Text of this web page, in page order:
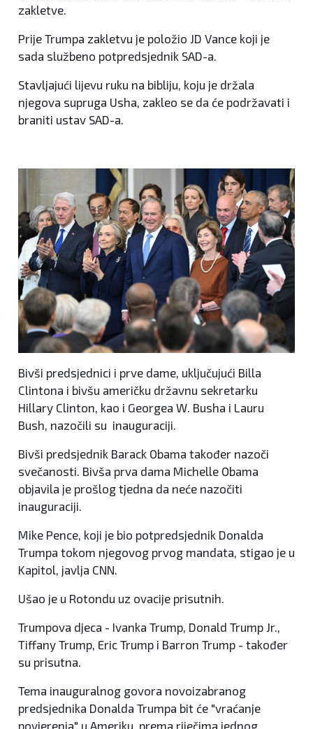
zakletve.
Prije Trumpa zakletvu je položio JD Vance koji je
sada službeno potpredsjednik SAD-a.
Stavljajući lijevu ruku na bibliju, koju je držala
njegova supruga Usha, zakleo se da će podržavati i
braniti ustav SAD-a.
Bivši predsjednici i prve dame, uključujući Billa
Clintona i bivšu američku državnu sekretarku
Hillary Clinton, kao i Georgea W. Busha i Lauru
Bush, nazočili su inauguraciji.
Bivši predsjednik Barack Obama također nazoči
svečanosti. Bivša prva dama Michelle Obama
objavila je prošlog tjedna da neće nazočiti
inauguraciji.
Mike Pence, koji je bio potpredsjednik Donalda
Trumpa tokom njegovog prvog mandata, stigao je u
Kapitol, javlja CNN.
Ušao je u Rotondu uz ovacije prisutnih.
Trumpova djeca - Ivanka Trump, Donald Trump Jr.,
Tiffany Trump, Eric Trump i Barron Trump - također
su prisutna.
Tema inauguralnog govora novoizabranog
predsjednika Donalda Trumpa bit će "vraćanje
povjerenja" u Ameriku, prema riječima jednog